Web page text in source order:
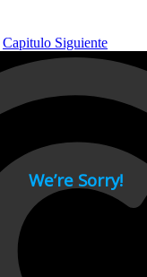
Capitulo Siguiente